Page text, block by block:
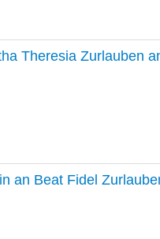
Theresia Zurlauben
an Beat Fidel